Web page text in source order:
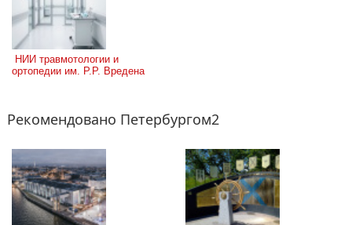
ортопедии им. Р.Р. Вредена
Рекомендовано Петербургом2